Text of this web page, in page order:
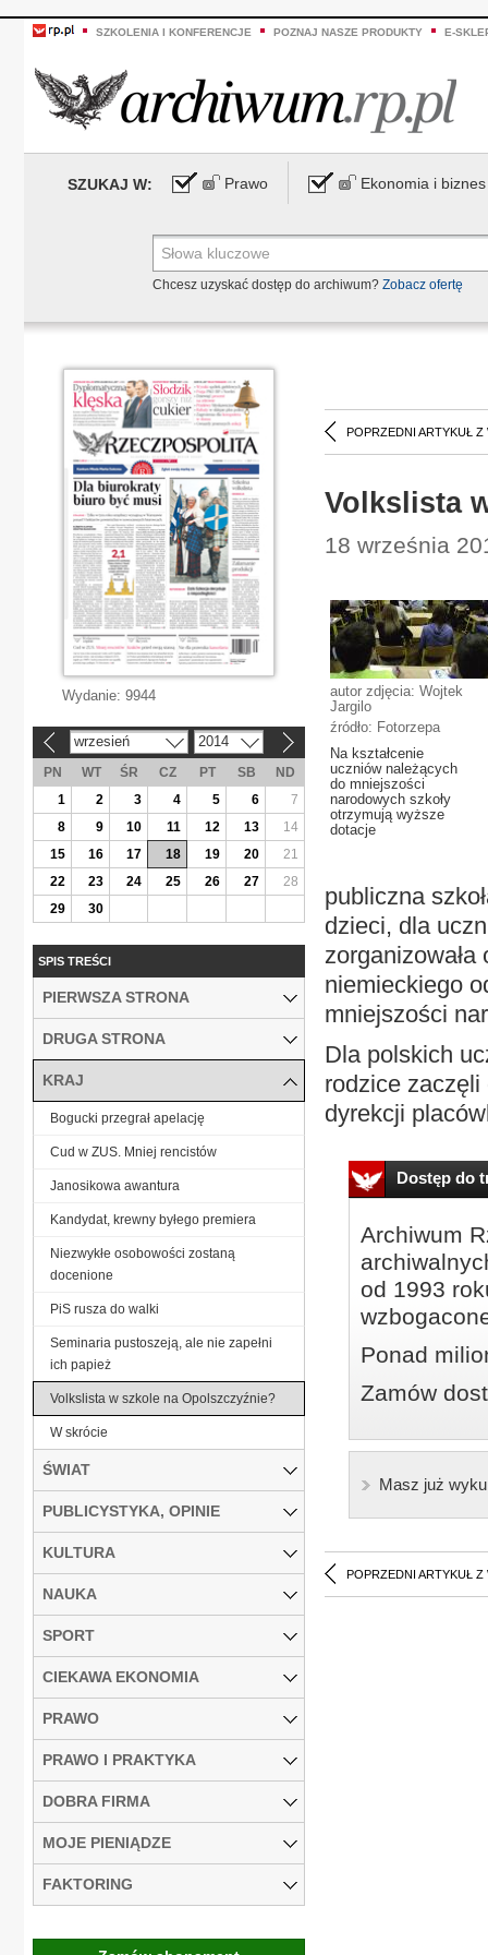
SZKOLENIA I KONFERENCJE POZNAJ NASZE PRODUKTY E-
SZUKAJ W: Prawo Ekonomia i biznes
Chcesz uzyskać dostęp do archiwum? Zobacz ofertę
POPRZEDNI ARTYKUŁ Z
Volkslista
18 września
autor zdjęcia: Wojtek
Jargilo
źródło: Fotorzepa
Na kształcenie
uczniów należących
do mniejszości
narodowych szkoły
otrzymują wyższe
dotacje
publiczna
dzieci, dla
niemieckiego
mniejszości
Dla polskich
rodzice zaczęli
dyrekcji
Dostęp do
Archiwum
od 1993
Ponad
Zamów
Masz już
POPRZEDNI ARTYKUŁ Z
Wydanie: 9944
wrzesień 2014
PN WT ŚR CZ PT SB
ND
1
2 3 4 5 6
7
8
9 10 11 12 13
14
15
16 17 18 19 20
21
22
23 24 25 26 27
28
29
30
SPIS TREŚCI
PIERWSZA STRONA
DRUGA STRONA
KRAJ
Bogucki przegrał apelację
Cud w ZUS. Mniej rencistów
Janosikowa awantura
Kandydat, krewny byłego premiera
Niezwykłe osobowości zostaną
docenione
PiS rusza do walki
Seminaria pustoszeją, ale nie zapełni
ich papież
Volkslista w szkole na Opolszczyźnie?
W skrócie
ŚWIAT
PUBLICYSTYKA, OPINIE
KULTURA
NAUKA
SPORT
CIEKAWA EKONOMIA
PRAWO
PRAWO I PRAKTYKA
DOBRA FIRMA
MOJE PIENIĄDZE
FAKTORING